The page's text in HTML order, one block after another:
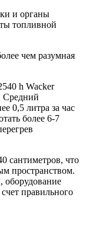
и органы
топливной
чем разумная
h Wacker
Средний
0,5 литра за час
более 6-7
сантиметров, что
пространством.
оборудование
правильного